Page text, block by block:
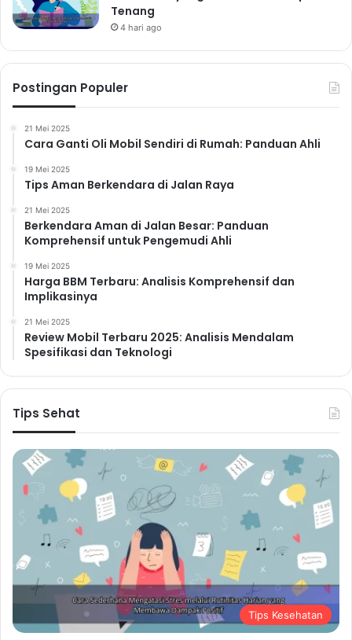
Tenang
4 hari ago
Postingan Populer
21 Mei 2025
Cara Ganti Oli Mobil Sendiri di Rumah: Panduan Ahli
19 Mei 2025
Tips Aman Berkendara di Jalan Raya
21 Mei 2025
Berkendara Aman di Jalan Besar: Panduan
Komprehensif untuk Pengemudi Ahli
19 Mei 2025
Harga BBM Terbaru: Analisis Komprehensif dan
Implikasinya
21 Mei 2025
Review Mobil Terbaru 2025: Analisis Mendalam
Spesifikasi dan Teknologi
Tips Sehat
Tips Kesehatan